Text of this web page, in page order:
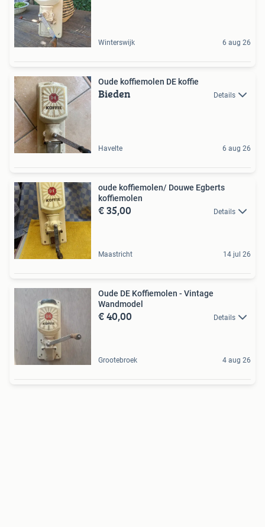
Winterswijk 6 aug 26
Oude koffiemolen DE koffie
Bieden Details
Havelte 6 aug 26
oude koffiemolen/ Douwe Egberts
koffiemolen
€ 35,00 Details
Maastricht 14 jul 26
Oude DE Koffiemolen - Vintage
Wandmodel
€ 40,00 Details
Grootebroek 4 aug 26